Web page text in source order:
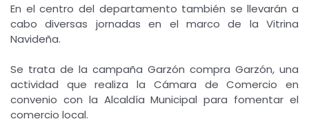
En el centro del departamento también se llevarán a
cabo diversas jornadas en el marco de la Vitrina
Navideña.
Se trata de la campaña Garzón compra Garzón, una
actividad que realiza la Cámara de Comercio en
convenio con la Alcaldía Municipal para fomentar el
comercio local.